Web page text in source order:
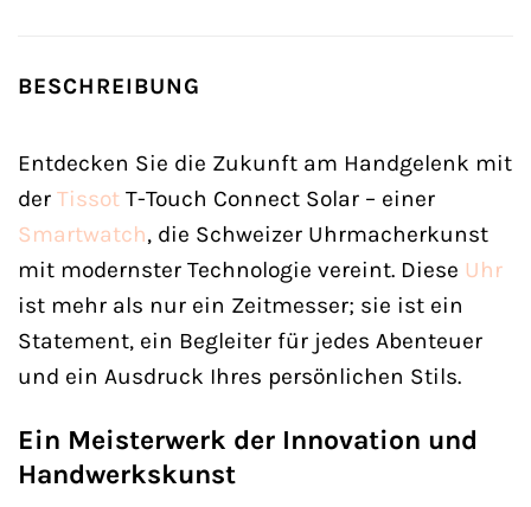
BESCHREIBUNG
Entdecken Sie die Zukunft am Handgelenk mit
der Tissot T-Touch Connect Solar – einer
Smartwatch, die Schweizer Uhrmacherkunst
mit modernster Technologie vereint. Diese Uhr
ist mehr als nur ein Zeitmesser; sie ist ein
Statement, ein Begleiter für jedes Abenteuer
und ein Ausdruck Ihres persönlichen Stils.
Ein Meisterwerk der Innovation und
Handwerkskunst